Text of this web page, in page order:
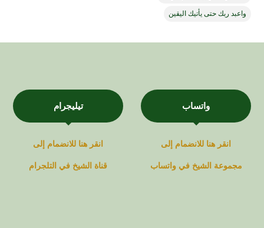
واعبد ربك حتى يأتيك اليقين
واتساب
انقر هنا للانضمام إلى
مجموعة الشيخ فيواتساب
تيليجرام
انقر هنا للانضمام إلى
قناة الشيخ في التلجرام